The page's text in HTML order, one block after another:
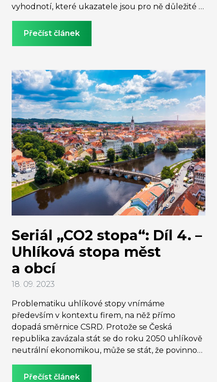
vyhodnotí, které ukazatele jsou pro ně důležité a
materialita umožňuje organizacím lépe pochopit
či z jakých hledisek se posuzuje a popíšeme, s čím
mají firmy v procesu stanovení dvojí materialy
největší potíže.
Přečíst článek
Seriál „CO2 stopa“: Díl 4. –
Uhlíková stopa měst
a obcí
18. 09. 2023
Problematiku uhlíkové stopy vnímáme
především v kontextu firem, na něž přímo
dopadá směrnice CSRD. Protože se Česká
republika zavázala stát se do roku 2050 uhlíkově
neutrální ekonomikou, může se stát, že povinnost
jednotlivé municipality. Vysvětlíme, proč by se
Přečíst článek